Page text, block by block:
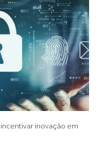
inovação em